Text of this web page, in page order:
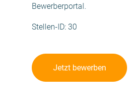
Bewerberportal.
Stellen-ID: 30
Jetzt bewerben